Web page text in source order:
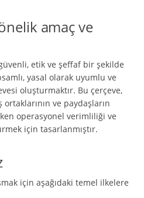
amaç ve
etik ve şeffaf bir şekilde
yasal olarak uyumlu ve
oluşturmaktır. Bu çerçeve,
ve paydaşların
operasyonel verimliliği ve
için tasarlanmıştır.
için aşağıdaki temel ilkelere